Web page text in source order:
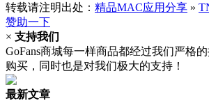
转载请注明出处： 精品MAC应用分享 »
赞助一下
× 支持我们
GoFans商城每一样商品都经过我们严格
购买，同时也是对我们极大的支持！
最新文章